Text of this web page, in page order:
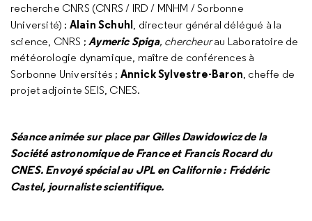
recherche CNRS (CNRS / IRD / MNHM / Sorbonne
Université) ; Alain Schuhl, directeur général délégué à la
science, CNRS ; Aymeric Spiga, chercheurau Laboratoire de
météorologie dynamique, maître de conférences à
Sorbonne Universités ; Annick Sylvestre-Baron, cheffe de
projet adjointe SEIS, CNES.
Séance animée sur place par Gilles Dawidowicz de la
Société astronomique de France et Francis Rocard du
CNES. Envoyé spécial au JPL en Californie : Frédéric
Castel, journaliste scientifique.